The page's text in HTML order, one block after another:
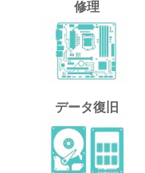
修理
データ復旧